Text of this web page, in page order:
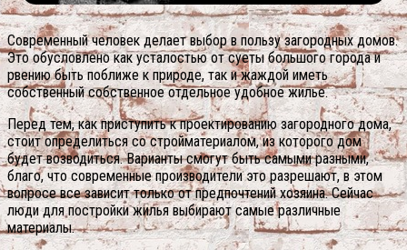
Современный человек делает выбор в пользу загородных домов.
Это обусловлено как усталостью от суеты большого города и
рвению быть поближе к природе, так и жаждой иметь
собственный собственное отдельное удобное жилье.
Перед тем, как приступить к проектированию загородного дома,
стоит определиться со стройматериалом, из которого дом
будет возводиться. Варианты смогут быть самыми разными,
благо, что современные производители это разрешают, в этом
вопросе все зависит только от предпочтений хозяина. Сейчас
люди для постройки жилья выбирают самые различные
материалы.